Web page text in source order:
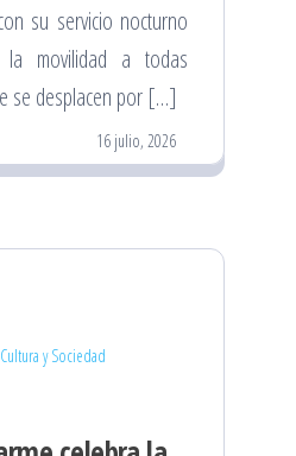
su servicio nocturno
movilidad a todas
se desplacen por […]
16 julio, 2026
Cultura y Sociedad